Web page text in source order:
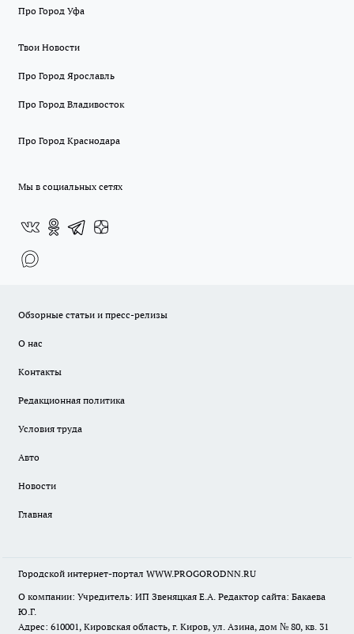
Про Город Уфа
Твои Новости
Про Город Ярославль
Про Город Владивосток
Про Город Краснодара
Мы в социальных сетях
Обзорные статьи и пресс-релизы
О нас
Контакты
Редакционная политика
Условия труда
Авто
Новости
Главная
Городской интернет-портал WWW.PROGORODNN.RU
О компании: Учредитель: ИП Звеняцкая Е.А. Редактор сайта: Бакаева
Ю.Г.
Адрес: 610001, Кировская область, г. Киров, ул. Азина, дом № 80, кв. 31